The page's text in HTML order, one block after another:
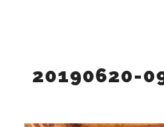
20190620-